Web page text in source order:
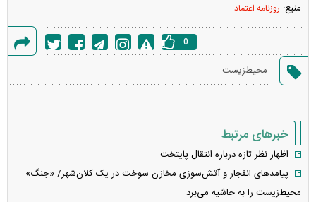
منبع: روزنامه اعتماد
خطا
0
محیط‌زیست
خبرهای مرتبط
اظهار نظر تازه درباره انتقال پایتخت
پیامد‌های انفجار و آتش‌سوزی مخازن سوخت در یک کلان‌شهر/ «جنگ»
محیط‌زیست را به حاشیه می‌برد